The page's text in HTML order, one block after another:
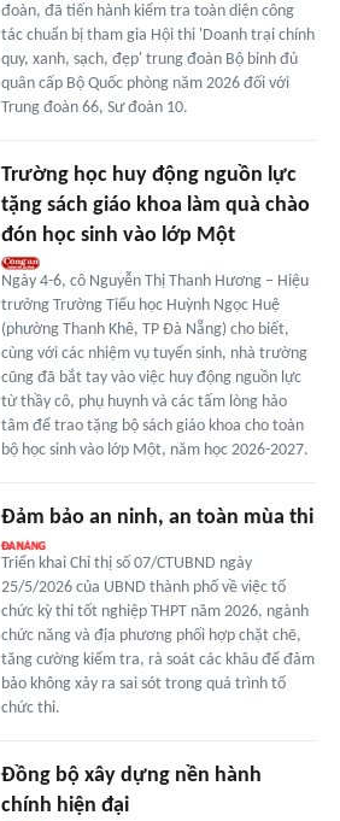
đoàn, đã tiến hành kiểm tra toàn diện công
tác chuẩn bị tham gia Hội thi 'Doanh trại chính
quy, xanh, sạch, đẹp' trung đoàn Bộ binh đủ
quân cấp Bộ Quốc phòng năm 2026 đối với
Trung đoàn 66, Sư đoàn 10.
Trường học huy động nguồn lực
tặng sách giáo khoa làm quà chào
đón học sinh vào lớp Một
Ngày 4-6, cô Nguyễn Thị Thanh Hương – Hiệu
trưởng Trường Tiểu học Huỳnh Ngọc Huệ
(phường Thanh Khê, TP Đà Nẵng) cho biết,
cùng với các nhiệm vụ tuyển sinh, nhà trường
cũng đã bắt tay vào việc huy động nguồn lực
từ thầy cô, phụ huynh và các tấm lòng hảo
tâm để trao tặng bộ sách giáo khoa cho toàn
bộ học sinh vào lớp Một, năm học 2026-2027.
Đảm bảo an ninh, an toàn mùa thi
Triển khai Chỉ thị số 07/CTUBND ngày
25/5/2026 của UBND thành phố về việc tổ
chức kỳ thi tốt nghiệp THPT năm 2026, ngành
chức năng và địa phương phối hợp chặt chẽ,
tăng cường kiểm tra, rà soát các khâu để đảm
bảo không xảy ra sai sót trong quá trình tổ
chức thi.
Đồng bộ xây dựng nền hành
chính hiện đại